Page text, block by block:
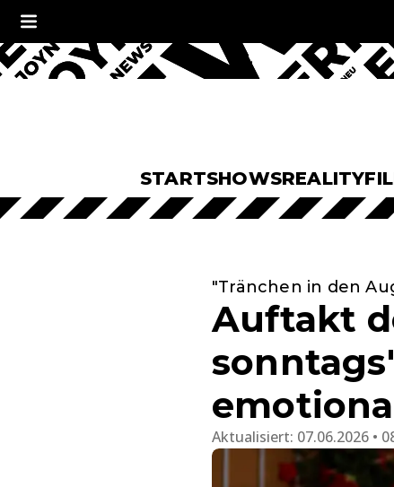
STARTSHOWSREALITY
"Tränchen in den
Auftakt
Aktualisiert: 07.06.2026 •